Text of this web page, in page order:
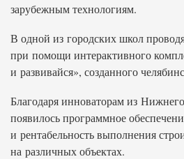
зарубежным технологиям.
В одной из городских школ
при помощи интерактивного
и развивайся», созданного
Благодаря инноваторам из
появилось программное
и рентабельность выполнения
на различных объектах.